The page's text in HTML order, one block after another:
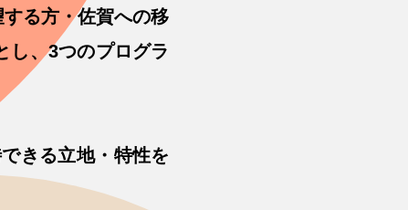
る方・佐賀への移
し、3つのプログラ
きる立地・特性を